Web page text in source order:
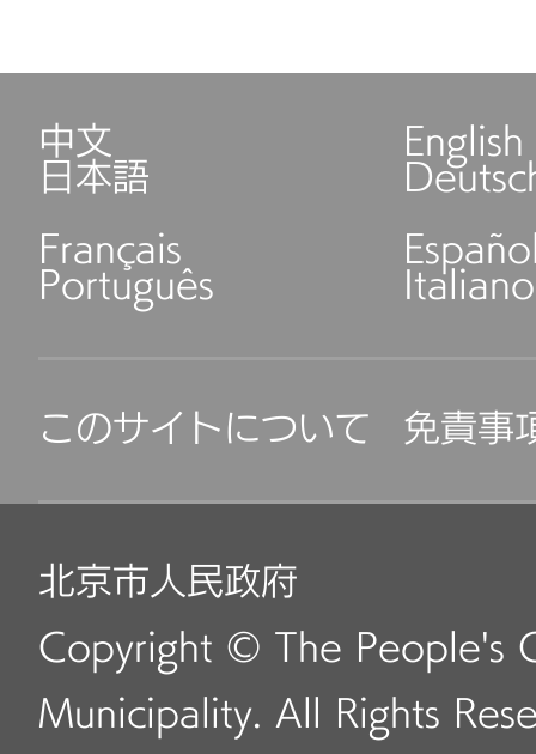
中文 English
日本語
Français
Português Italiano
このサイトについて 免責事
北京市人民政府
Copyright © The People's
Municipality. All Rights